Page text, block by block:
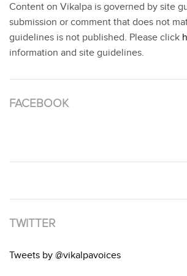
Content on Vikalpa is governed by site
submission or comment that does not
guidelines is not published. Please click
information and site guidelines.
FACEBOOK
TWITTER
Tweets by @vikalpavoices